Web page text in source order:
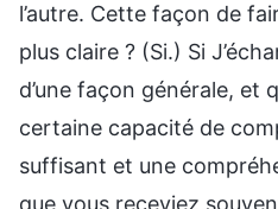
l’autre. Cette façon de
plus claire ? (Si.) Si
d’une façon générale, et
certaine capacité de
suffisant et une
que vous receviez